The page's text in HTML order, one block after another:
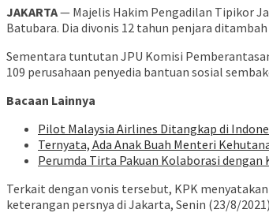
JAKARTA— Majelis Hakim Pengadilan Tipikor
Batubara. Dia divonis 12 tahun penjara
Sementara tuntutan JPU Komisi
109 perusahaan penyedia bantuan sosial
Bacaan Lainnya
Pilot Malaysia Airlines Ditangkap di
Ternyata, Ada Anak Buah Menteri
Perumda Tirta Pakuan Kolaborasi
Terkait dengan vonis tersebut, KPK
keterangan persnya di Jakarta, Senin (23/8/